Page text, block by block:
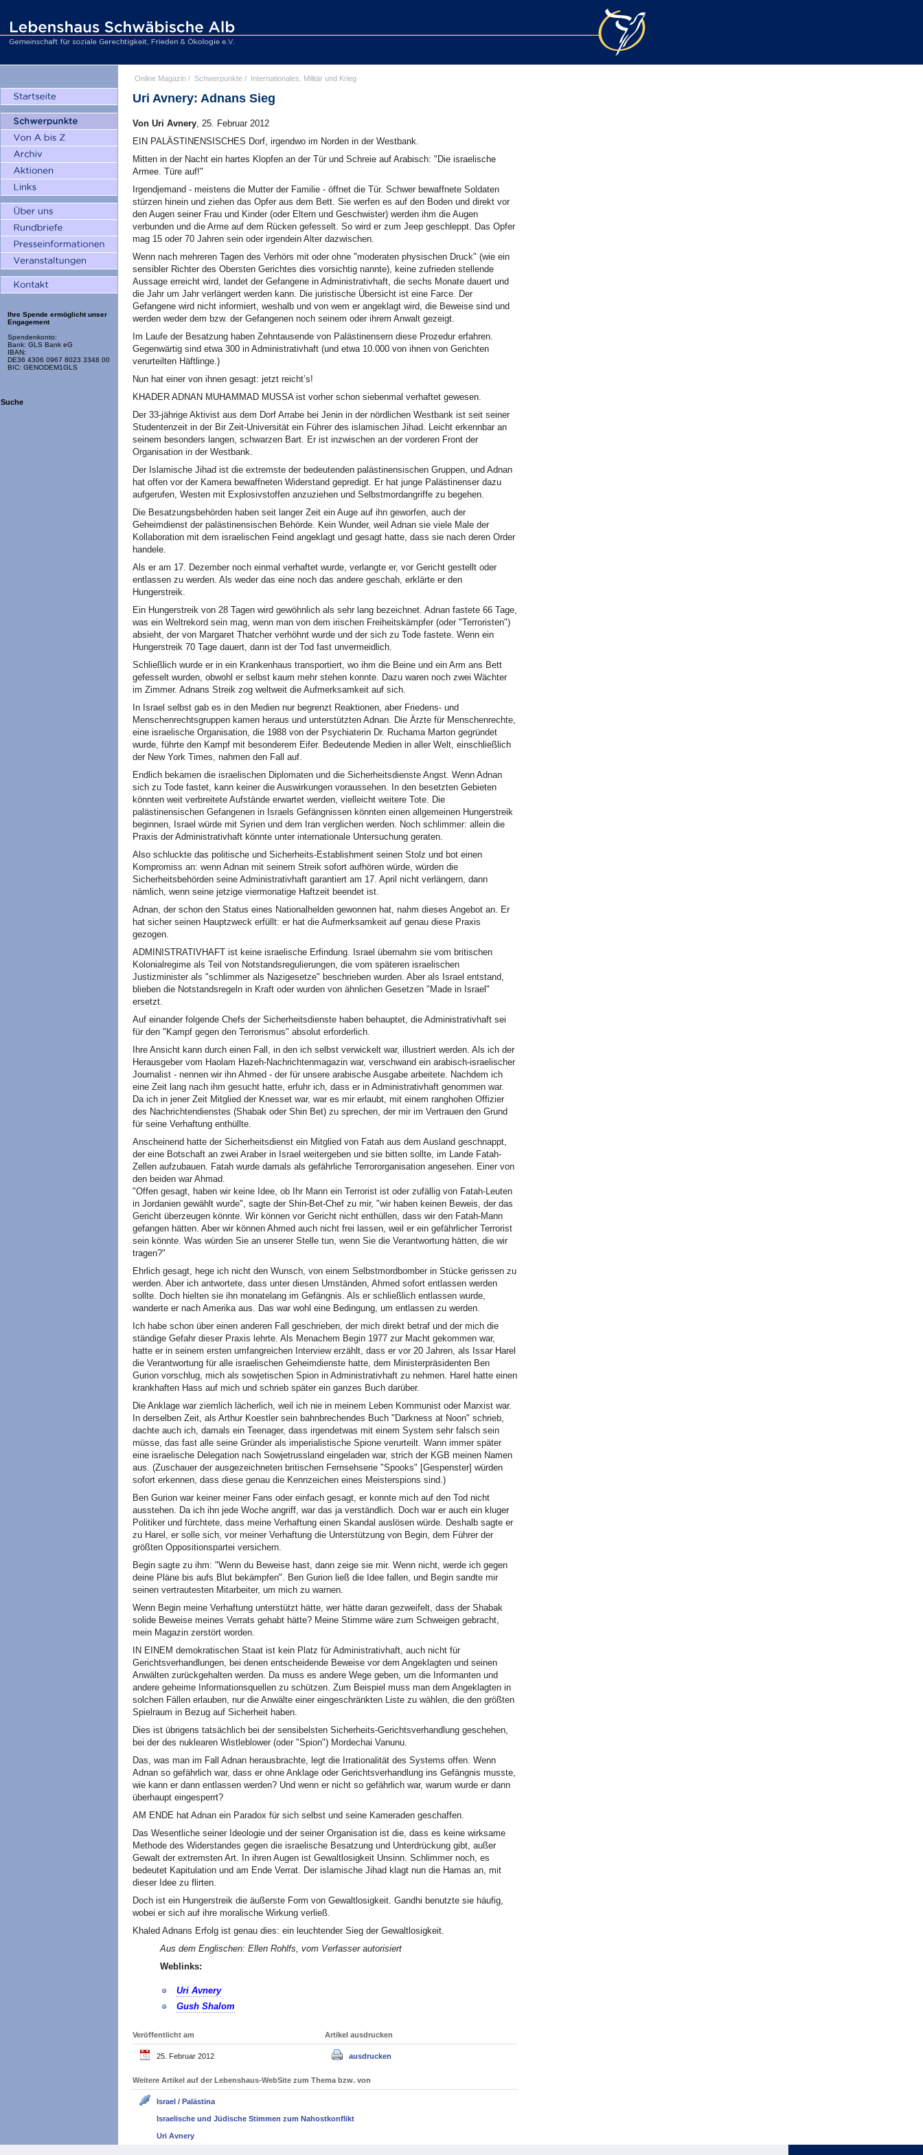
Ihre Spende ermöglicht unser
Engagement
Spendenkonto:
Bank: GLS Bank eG
IBAN:
DE36 4306 0967 8023 3348 00
BIC: GENODEM1GLS
Suche
Online Magazin / Schwerpunkte / Internationales, Militär und Krieg
Uri Avnery: Adnans Sieg
Von Uri Avnery, 25. Februar 2012
EIN PALÄSTINENSISCHES Dorf, irgendwo im Norden in der Westbank.
Mitten in der Nacht ein hartes Klopfen an der Tür und Schreie auf Arabisch: "Die israelische
Armee. Türe auf!"
Irgendjemand - meistens die Mutter der Familie - öffnet die Tür. Schwer bewaffnete Soldaten
stürzen hinein und ziehen das Opfer aus dem Bett. Sie werfen es auf den Boden und direkt vor
den Augen seiner Frau und Kinder (oder Eltern und Geschwister) werden ihm die Augen
verbunden und die Arme auf dem Rücken gefesselt. So wird er zum Jeep geschleppt. Das Opfer
mag 15 oder 70 Jahren sein oder irgendein Alter dazwischen.
Wenn nach mehreren Tagen des Verhörs mit oder ohne "moderaten physischen Druck" (wie ein
sensibler Richter des Obersten Gerichtes dies vorsichtig nannte), keine zufrieden stellende
Aussage erreicht wird, landet der Gefangene in Administrativhaft, die sechs Monate dauert und
die Jahr um Jahr verlängert werden kann. Die juristische Übersicht ist eine Farce. Der
Gefangene wird nicht informiert, weshalb und von wem er angeklagt wird, die Beweise sind und
werden weder dem bzw. der Gefangenen noch seinem oder ihrem Anwalt gezeigt.
Im Laufe der Besatzung haben Zehntausende von Palästinensern diese Prozedur erfahren.
Gegenwärtig sind etwa 300 in Administrativhaft (und etwa 10.000 von ihnen von Gerichten
verurteilten Häftlinge.)
Nun hat einer von ihnen gesagt: jetzt reicht’s!
KHADER ADNAN MUHAMMAD MUSSA ist vorher schon siebenmal verhaftet gewesen.
Der 33-jährige Aktivist aus dem Dorf Arrabe bei Jenin in der nördlichen Westbank ist seit seiner
Studentenzeit in der Bir Zeit-Universität ein Führer des islamischen Jihad. Leicht erkennbar an
seinem besonders langen, schwarzen Bart. Er ist inzwischen an der vorderen Front der
Organisation in der Westbank.
Der Islamische Jihad ist die extremste der bedeutenden palästinensischen Gruppen, und Adnan
hat offen vor der Kamera bewaffneten Widerstand gepredigt. Er hat junge Palästinenser dazu
aufgerufen, Westen mit Explosivstoffen anzuziehen und Selbstmordangriffe zu begehen.
Die Besatzungsbehörden haben seit langer Zeit ein Auge auf ihn geworfen, auch der
Geheimdienst der palästinensischen Behörde. Kein Wunder, weil Adnan sie viele Male der
Kollaboration mit dem israelischen Feind angeklagt und gesagt hatte, dass sie nach deren Order
handele.
Als er am 17. Dezember noch einmal verhaftet wurde, verlangte er, vor Gericht gestellt oder
entlassen zu werden. Als weder das eine noch das andere geschah, erklärte er den
Hungerstreik.
Ein Hungerstreik von 28 Tagen wird gewöhnlich als sehr lang bezeichnet. Adnan fastete 66 Tage,
was ein Weltrekord sein mag, wenn man von dem irischen Freiheitskämpfer (oder "Terroristen")
absieht, der von Margaret Thatcher verhöhnt wurde und der sich zu Tode fastete. Wenn ein
Hungerstreik 70 Tage dauert, dann ist der Tod fast unvermeidlich.
Schließlich wurde er in ein Krankenhaus transportiert, wo ihm die Beine und ein Arm ans Bett
gefesselt wurden, obwohl er selbst kaum mehr stehen konnte. Dazu waren noch zwei Wächter
im Zimmer. Adnans Streik zog weltweit die Aufmerksamkeit auf sich.
In Israel selbst gab es in den Medien nur begrenzt Reaktionen, aber Friedens- und
Menschenrechtsgruppen kamen heraus und unterstützten Adnan. Die Ärzte für Menschenrechte,
eine israelische Organisation, die 1988 von der Psychiaterin Dr. Ruchama Marton gegründet
wurde, führte den Kampf mit besonderem Eifer. Bedeutende Medien in aller Welt, einschließlich
der New York Times, nahmen den Fall auf.
Endlich bekamen die israelischen Diplomaten und die Sicherheitsdienste Angst. Wenn Adnan
sich zu Tode fastet, kann keiner die Auswirkungen voraussehen. In den besetzten Gebieten
könnten weit verbreitete Aufstände erwartet werden, vielleicht weitere Tote. Die
palästinensischen Gefangenen in Israels Gefängnissen könnten einen allgemeinen Hungerstreik
beginnen, Israel würde mit Syrien und dem Iran verglichen werden. Noch schlimmer: allein die
Praxis der Administrativhaft könnte unter internationale Untersuchung geraten.
Also schluckte das politische und Sicherheits-Establishment seinen Stolz und bot einen
Kompromiss an: wenn Adnan mit seinem Streik sofort aufhören würde, würden die
Sicherheitsbehörden seine Administrativhaft garantiert am 17. April nicht verlängern, dann
nämlich, wenn seine jetzige viermonatige Haftzeit beendet ist.
Adnan, der schon den Status eines Nationalhelden gewonnen hat, nahm dieses Angebot an. Er
hat sicher seinen Hauptzweck erfüllt: er hat die Aufmerksamkeit auf genau diese Praxis
gezogen.
ADMINISTRATIVHAFT ist keine israelische Erfindung. Israel übernahm sie vom britischen
Kolonialregime als Teil von Notstandsregulierungen, die vom späteren israelischen
Justizminister als "schlimmer als Nazigesetze" beschrieben wurden. Aber als Israel entstand,
blieben die Notstandsregeln in Kraft oder wurden von ähnlichen Gesetzen "Made in Israel"
ersetzt.
Auf einander folgende Chefs der Sicherheitsdienste haben behauptet, die Administrativhaft sei
für den "Kampf gegen den Terrorismus" absolut erforderlich.
Ihre Ansicht kann durch einen Fall, in den ich selbst verwickelt war, illustriert werden. Als ich der
Herausgeber vom Haolam Hazeh-Nachrichtenmagazin war, verschwand ein arabisch-israelischer
Journalist - nennen wir ihn Ahmed - der für unsere arabische Ausgabe arbeitete. Nachdem ich
eine Zeit lang nach ihm gesucht hatte, erfuhr ich, dass er in Administrativhaft genommen war.
Da ich in jener Zeit Mitglied der Knesset war, war es mir erlaubt, mit einem ranghohen Offizier
des Nachrichtendienstes (Shabak oder Shin Bet) zu sprechen, der mir im Vertrauen den Grund
für seine Verhaftung enthüllte.
Anscheinend hatte der Sicherheitsdienst ein Mitglied von Fatah aus dem Ausland geschnappt,
der eine Botschaft an zwei Araber in Israel weitergeben und sie bitten sollte, im Lande Fatah-
Zellen aufzubauen. Fatah wurde damals als gefährliche Terrororganisation angesehen. Einer von
den beiden war Ahmad.
"Offen gesagt, haben wir keine Idee, ob Ihr Mann ein Terrorist ist oder zufällig von Fatah-Leuten
in Jordanien gewählt wurde", sagte der Shin-Bet-Chef zu mir, "wir haben keinen Beweis, der das
Gericht überzeugen könnte. Wir können vor Gericht nicht enthüllen, dass wir den Fatah-Mann
gefangen hätten. Aber wir können Ahmed auch nicht frei lassen, weil er ein gefährlicher Terrorist
sein könnte. Was würden Sie an unserer Stelle tun, wenn Sie die Verantwortung hätten, die wir
tragen?"
Ehrlich gesagt, hege ich nicht den Wunsch, von einem Selbstmordbomber in Stücke gerissen zu
werden. Aber ich antwortete, dass unter diesen Umständen, Ahmed sofort entlassen werden
sollte. Doch hielten sie ihn monatelang im Gefängnis. Als er schließlich entlassen wurde,
wanderte er nach Amerika aus. Das war wohl eine Bedingung, um entlassen zu werden.
Ich habe schon über einen anderen Fall geschrieben, der mich direkt betraf und der mich die
ständige Gefahr dieser Praxis lehrte. Als Menachem Begin 1977 zur Macht gekommen war,
hatte er in seinem ersten umfangreichen Interview erzählt, dass er vor 20 Jahren, als Issar Harel
die Verantwortung für alle israelischen Geheimdienste hatte, dem Ministerpräsidenten Ben
Gurion vorschlug, mich als sowjetischen Spion in Administrativhaft zu nehmen. Harel hatte einen
krankhaften Hass auf mich und schrieb später ein ganzes Buch darüber.
Die Anklage war ziemlich lächerlich, weil ich nie in meinem Leben Kommunist oder Marxist war.
In derselben Zeit, als Arthur Koestler sein bahnbrechendes Buch "Darkness at Noon" schrieb,
dachte auch ich, damals ein Teenager, dass irgendetwas mit einem System sehr falsch sein
müsse, das fast alle seine Gründer als imperialistische Spione verurteilt. Wann immer später
eine israelische Delegation nach Sowjetrussland eingeladen war, strich der KGB meinen Namen
aus. (Zuschauer der ausgezeichneten britischen Fernsehserie "Spooks" [Gespenster] würden
sofort erkennen, dass diese genau die Kennzeichen eines Meisterspions sind.)
Ben Gurion war keiner meiner Fans oder einfach gesagt, er konnte mich auf den Tod nicht
ausstehen. Da ich ihn jede Woche angriff, war das ja verständlich. Doch war er auch ein kluger
Politiker und fürchtete, dass meine Verhaftung einen Skandal auslösen würde. Deshalb sagte er
zu Harel, er solle sich, vor meiner Verhaftung die Unterstützung von Begin, dem Führer der
größten Oppositionspartei versichern.
Begin sagte zu ihm: "Wenn du Beweise hast, dann zeige sie mir. Wenn nicht, werde ich gegen
deine Pläne bis aufs Blut bekämpfen". Ben Gurion ließ die Idee fallen, und Begin sandte mir
seinen vertrautesten Mitarbeiter, um mich zu warnen.
Wenn Begin meine Verhaftung unterstützt hätte, wer hätte daran gezweifelt, dass der Shabak
solide Beweise meines Verrats gehabt hätte? Meine Stimme wäre zum Schweigen gebracht,
mein Magazin zerstört worden.
IN EINEM demokratischen Staat ist kein Platz für Administrativhaft, auch nicht für
Gerichtsverhandlungen, bei denen entscheidende Beweise vor dem Angeklagten und seinen
Anwälten zurückgehalten werden. Da muss es andere Wege geben, um die Informanten und
andere geheime Informationsquellen zu schützen. Zum Beispiel muss man dem Angeklagten in
solchen Fällen erlauben, nur die Anwälte einer eingeschränkten Liste zu wählen, die den größten
Spielraum in Bezug auf Sicherheit haben.
Dies ist übrigens tatsächlich bei der sensibelsten Sicherheits-Gerichtsverhandlung geschehen,
bei der des nuklearen Wistleblower (oder "Spion") Mordechai Vanunu.
Das, was man im Fall Adnan herausbrachte, legt die Irrationalität des Systems offen. Wenn
Adnan so gefährlich war, dass er ohne Anklage oder Gerichtsverhandlung ins Gefängnis musste,
wie kann er dann entlassen werden? Und wenn er nicht so gefährlich war, warum wurde er dann
überhaupt eingesperrt?
AM ENDE hat Adnan ein Paradox für sich selbst und seine Kameraden geschaffen.
Das Wesentliche seiner Ideologie und der seiner Organisation ist die, dass es keine wirksame
Methode des Widerstandes gegen die israelische Besatzung und Unterdrückung gibt, außer
Gewalt der extremsten Art. In ihren Augen ist Gewaltlosigkeit Unsinn. Schlimmer noch, es
bedeutet Kapitulation und am Ende Verrat. Der islamische Jihad klagt nun die Hamas an, mit
dieser Idee zu flirten.
Doch ist ein Hungerstreik die äußerste Form von Gewaltlosigkeit. Gandhi benutzte sie häufig,
wobei er sich auf ihre moralische Wirkung verließ.
Khaled Adnans Erfolg ist genau dies: ein leuchtender Sieg der Gewaltlosigkeit.
Aus dem Englischen: Ellen Rohlfs, vom Verfasser autorisiert
Weblinks:
Uri Avnery
Gush Shalom
Veröffentlicht am
25. Februar 2012
Artikel ausdrucken
ausdrucken
Weitere Artikel auf der Lebenshaus-WebSite zum Thema bzw. von
Israel / Palästina
Israelische und Jüdische Stimmen zum Nahostkonflikt
Uri Avnery